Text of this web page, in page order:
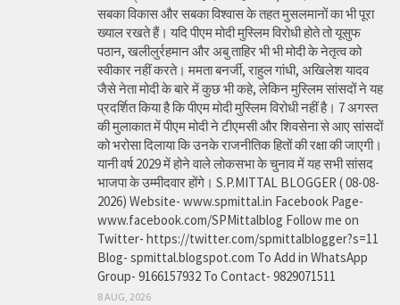
सबका विकास और सबका विश्वास के तहत मुसलमानों का भी पूरा
ख्याल रखते हैं। यदि पीएम मोदी मुस्लिम विरोधी होते तो यूसुफ
पठान, खलीलुर्रहमान और अबु ताहिर भी भी मोदी के नेतृत्व को
स्वीकार नहीं करते। ममता बनर्जी, राहुल गांधी, अखिलेश यादव
जैसे नेता मोदी के बारे में कुछ भी कहे, लेकिन मुस्लिम सांसदों ने यह
प्रदर्शित किया है कि पीएम मोदी मुस्लिम विरोधी नहीं है। 7 अगस्त
की मुलाकात में पीएम मोदी ने टीएमसी और शिवसेना से आए सांसदों
को भरोसा दिलाया कि उनके राजनीतिक हितों की रक्षा की जाएगी।
यानी वर्ष 2029 में होने वाले लोकसभा के चुनाव में यह सभी सांसद
भाजपा के उम्मीदवार होंगे। S.P.MITTAL BLOGGER ( 08-08-
2026) Website- www.spmittal.in Facebook Page-
www.facebook.com/SPMittalblog Follow me on
Twitter- https://twitter.com/spmittalblogger?s=11
Blog- spmittal.blogspot.com To Add in WhatsApp
Group- 9166157932 To Contact- 9829071511
8 AUG, 2026